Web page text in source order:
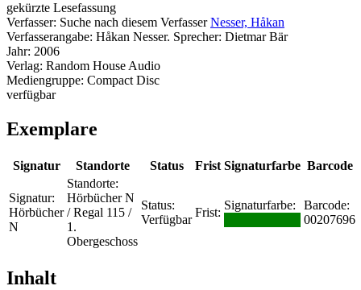
gekürzte Lesefassung
Verfasser: Suche nach diesem Verfasser Nesser, Håkan
Verfasserangabe: Håkan Nesser. Sprecher: Dietmar Bär
Jahr: 2006
Verlag: Random House Audio
Mediengruppe: Compact Disc
verfügbar
Exemplare
Signatur Standorte Status Frist Signaturfarbe Barcode
Signatur:
Hörbücher
N
Standorte:
Hörbücher N
/ Regal 115 /
1.
Obergeschoss
Status:
Verfügbar
Frist:
Signaturfarbe:
Barcode:
00207696
Inhalt